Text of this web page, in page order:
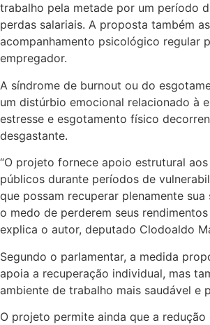
trabalho pela metade por um período
perdas salariais. A proposta também
acompanhamento psicológico regular
empregador.
A síndrome de burnout ou do
um distúrbio emocional relacionado à
estresse e esgotamento físico
desgastante.
“O projeto fornece apoio estrutural
públicos durante períodos de
que possam recuperar plenamente sua
o medo de perderem seus rendimentos
explica o autor, deputado Clodoaldo
Segundo o parlamentar, a medida
apoia a recuperação individual, mas
ambiente de trabalho mais saudável e
O projeto permite ainda que a redução